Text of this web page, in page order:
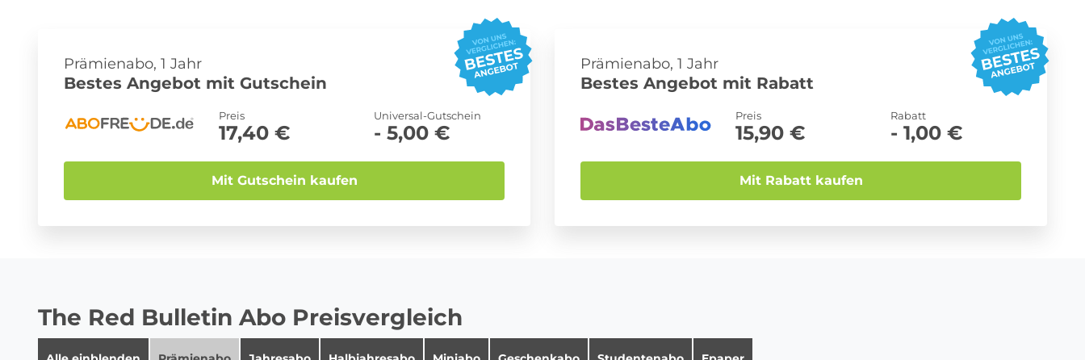
Sprachlern App Abo Streaming Abo Süßigkeiten Abo Zeitschriften Abo
Prämienabo, 1 Jahr
Bestes Angebot mit Gutschein
Preis
17,40 €
Universal-Gutschein
- 5,00 €
Mit Gutschein kaufen
Prämienabo, 1 Jahr
Bestes Angebot mit Rabatt
Preis
15,90 €
Rabatt
- 1,00 €
Mit Rabatt kaufen
The Red Bulletin Abo Preisvergleich